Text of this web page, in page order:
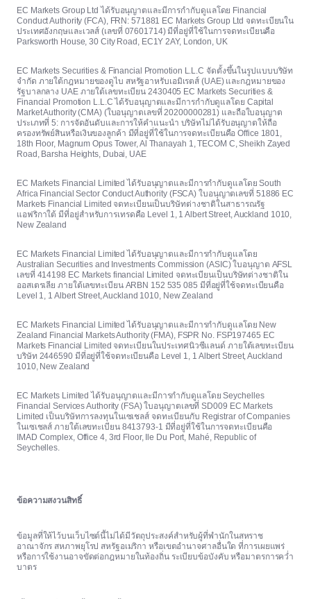
EC Markets Group Ltd ได้รับอนุญาตและมีการกำกับดูแลโดย Financial
Conduct Authority (FCA), FRN: 571881 EC Markets Group Ltd จดทะเบียนใน
ประเทศอังกฤษและเวลส์ (เลขที่ 07601714) มีที่อยู่ที่ใช้ในการจดทะเบียนคือ
Parksworth House, 30 City Road, EC1Y 2AY, London, UK
EC Markets Securities & Financial Promotion L.L.C จัดตั้งขึ้นในรูปแบบบริษัท
จำกัด ภายใต้กฎหมายของดูไบ สหรัฐอาหรับเอมิเรตส์ (UAE) และกฎหมายของ
รัฐบาลกลาง UAE ภายใต้เลขทะเบียน 2430405 EC Markets Securities &
Financial Promotion L.L.C ได้รับอนุญาตและมีการกำกับดูแลโดย Capital
Market Authority (CMA) (ใบอนุญาตเลขที่ 20200000281) และถือใบอนุญาต
ประเภทที่ 5: การจัดอันดับและการให้คำแนะนำ บริษัทไม่ได้รับอนุญาตให้ถือ
ครองทรัพย์สินหรือเงินของลูกค้า มีที่อยู่ที่ใช้ในการจดทะเบียนคือ Office 1801,
18th Floor, Magnum Opus Tower, Al Thanayah 1, TECOM C, Sheikh Zayed
Road, Barsha Heights, Dubai, UAE
EC Markets Financial Limited ได้รับอนุญาตและมีการกำกับดูแลโดย South
Africa Financial Sector Conduct Authority (FSCA) ใบอนุญาตเลขที่ 51886 EC
Markets Financial Limited จดทะเบียนเป็นบริษัทต่างชาติในสาธารณรัฐ
แอฟริกาใต้ มีที่อยู่สำหรับการเทรดคือ Level 1, 1 Albert Street, Auckland 1010,
New Zealand
EC Markets Financial Limited ได้รับอนุญาตและมีการกำกับดูแลโดย
Australian Securities and Investments Commission (ASIC) ใบอนุญาต AFSL
เลขที่ 414198 EC Markets financial Limited จดทะเบียนเป็นบริษัทต่างชาติใน
ออสเตรเลีย ภายใต้เลขทะเบียน ARBN 152 535 085 มีที่อยู่ที่ใช้จดทะเบียนคือ
Level 1, 1 Albert Street, Auckland 1010, New Zealand
EC Markets Financial Limited ได้รับอนุญาตและมีการกำกับดูแลโดย New
Zealand Financial Markets Authority (FMA), FSPR No. FSP197465 EC
Markets Financial Limited จดทะเบียนในประเทศนิวซีแลนด์ ภายใต้เลขทะเบียน
บริษัท 2446590 มีที่อยู่ที่ใช้จดทะเบียนคือ Level 1, 1 Albert Street, Auckland
1010, New Zealand
EC Markets Limited ได้รับอนุญาตและมีการกำกับดูแลโดย Seychelles
Financial Services Authority (FSA) ใบอนุญาตเลขที่ SD009 EC Markets
Limited เป็นบริษัทการลงทุนในเซเชลส์ จดทะเบียนกับ Registrar of Companies
ในเซเชลส์ ภายใต้เลขทะเบียน 8413793-1 มีที่อยู่ที่ใช้ในการจดทะเบียนคือ
IMAD Complex, Office 4, 3rd Floor, Ile Du Port, Mahé, Republic of
Seychelles.
ข้อความสงวนสิทธิ์
ข้อมูลที่ให้ไว้บนเว็บไซต์นี้ไม่ได้มีวัตถุประสงค์สำหรับผู้ที่พำนักในสหราช
อาณาจักร สหภาพยุโรป สหรัฐอเมริกา หรือเขตอำนาจศาลอื่นใด ที่การเผยแพร่
หรือการใช้งานอาจขัดต่อกฎหมายในท้องถิ่น ระเบียบข้อบังคับ หรือมาตรการคว่ำ
บาตร